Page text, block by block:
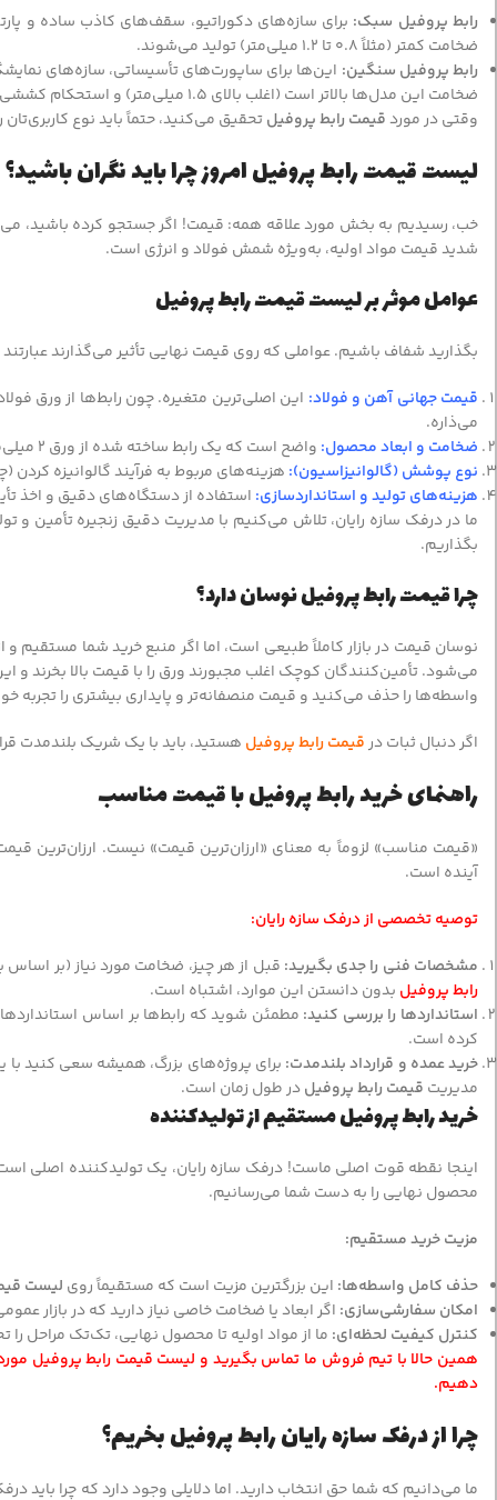
رابط پروفیل سبک: برای سازه‌های دکوراتیو، سقف‌های کاذب ساده و
ضخامت کمتر (مثلاً ۰.۸ تا ۱.۲ میلی‌متر) تولید می‌شوند.
رابط پروفیل سنگین: این‌ها برای ساپورت‌های تأسیساتی، سازه‌های
ضخامت این مدل‌ها بالاتر است (اغلب بالای ۱.۵ میلی‌متر) و استحکام کششی بالاتری دارند.
وقتی در موردقیمت رابط پروفیلتحقیق می‌کنید، حتماً باید نوع
لیست قیمت رابط پروفیل امروز چرا باید نگران باشید؟
خب، رسیدیم به بخش مورد علاقه همه: قیمت! اگر جستجو کرده باشید،
شدید قیمت مواد اولیه، به‌ویژه شمش فولاد و انرژی است.
عوامل موثر بر لیست قیمت رابط پروفیل
بگذارید شفاف باشیم. عواملی که روی قیمت نهایی تأثیر می‌گذارند عبارتند
قیمت جهانی آهن و فولاد: این اصلی‌ترین متغیره. چون رابط‌ها از ورق
می‌ذاره.
ضخامت و ابعاد محصول: واضح است که یک رابط ساخته شده از ورق ۲ میلی‌متری، گران‌تر از رابطی است که از ورق ۱ میلی‌متری تولید شده است.
نوع پوشش (گالوانیزاسیون): هزینه‌های مربوط به فرآیند گالوانیزه
هزینه‌های تولید و استانداردسازی: استفاده از دستگاه‌های دقیق و اخذ
ما در درفک سازه رایان، تلاش می‌کنیم با مدیریت دقیق زنجیره تأمین و
بگذاریم.
چرا قیمت رابط پروفیل نوسان دارد؟
نوسان قیمت در بازار کاملاً طبیعی است، اما اگر منبع خرید شما مستقیم
می‌شود. تأمین‌کنندگان کوچک اغلب مجبورند ورق را با قیمت بالا بخرند و
واسطه‌ها را حذف می‌کنید و قیمت منصفانه‌تر و پایداری بیشتری را تجربه
اگر دنبال ثبات درقیمت رابط پروفیل هستید، باید با یک شریک بلندمدت
راهنمای خرید رابط پروفیل با قیمت مناسب
«قیمت مناسب» لزوماً به معنای «ارزان‌ترین قیمت» نیست. ارزان‌ترین
آینده است.
توصیه تخصصی از درفک سازه رایان:
مشخصات فنی را جدی بگیرید: قبل از هر چیز، ضخامت مورد نیاز (بر
رابط پروفیل بدون دانستن این موارد، اشتباه است.
استانداردها را بررسی کنید: مطمئن شوید که رابط‌ها بر اساس
کرده است.
خرید عمده و قرارداد بلندمدت: برای پروژه‌های بزرگ، همیشه سعی کنید با
مدیریت قیمت رابط پروفیلدر طول زمان است.
خرید رابط پروفیل مستقیم از تولیدکننده
اینجا نقطه قوت اصلی ماست! درفک سازه رایان، یک تولیدکننده اصلی
محصول نهایی را به دست شما می‌رسانیم.
مزیت خرید مستقیم:
حذف کامل واسطه‌ها: این بزرگترین مزیت است که مستقیماً روی لیست
امکان سفارشی‌سازی: اگر ابعاد یا ضخامت خاصی نیاز دارید که در بازار
کنترل کیفیت لحظه‌ای: ما از مواد اولیه تا محصول نهایی، تک‌تک مراحل را
همین حالا با تیم فروش ما تماس بگیرید و لیست قیمت رابط پروفیل مورد
دهیم.
چرا از درفک سازه رایان رابط پروفیل بخریم؟
ما می‌دانیم که شما حق انتخاب دارید. اما دلایلی وجود دارد که چرا باید